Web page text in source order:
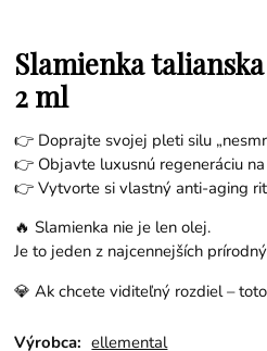
Slamienka
2 ml
👉 Doprajte svojej pleti silu
👉 Objavte luxusnú regeneráciu
👉 Vytvorte si vlastný anti-aging
🔥 Slamienka nie je len olej.
Je to jeden z najcennejších
💎 Ak chcete viditeľný rozdiel –
Výrobca: ellemental